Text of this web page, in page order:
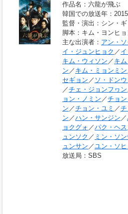
作品名 ：六龍が飛ぶ
韓国での放送年 ：
監督・演出 ：シン・
脚本 ：キム・ヨンヒ
主な出演者 ： アン・
イ・ジュンヒョク ／
キム・ウィソン ／ キ
ン ／ キム・ミョンミン
セギョン ／ ソ・ドン
／チェ・ジョンフヮン
ョン・ノミン ／チョ
ン ／チョン・ユミ ／
ン ／ハン・サンジン ／
ョクグォ ／パク・ヘス
ュンソク ／ ミン・ソ
ュンサン ／ユン・ソヒ
放送局 ：SBS